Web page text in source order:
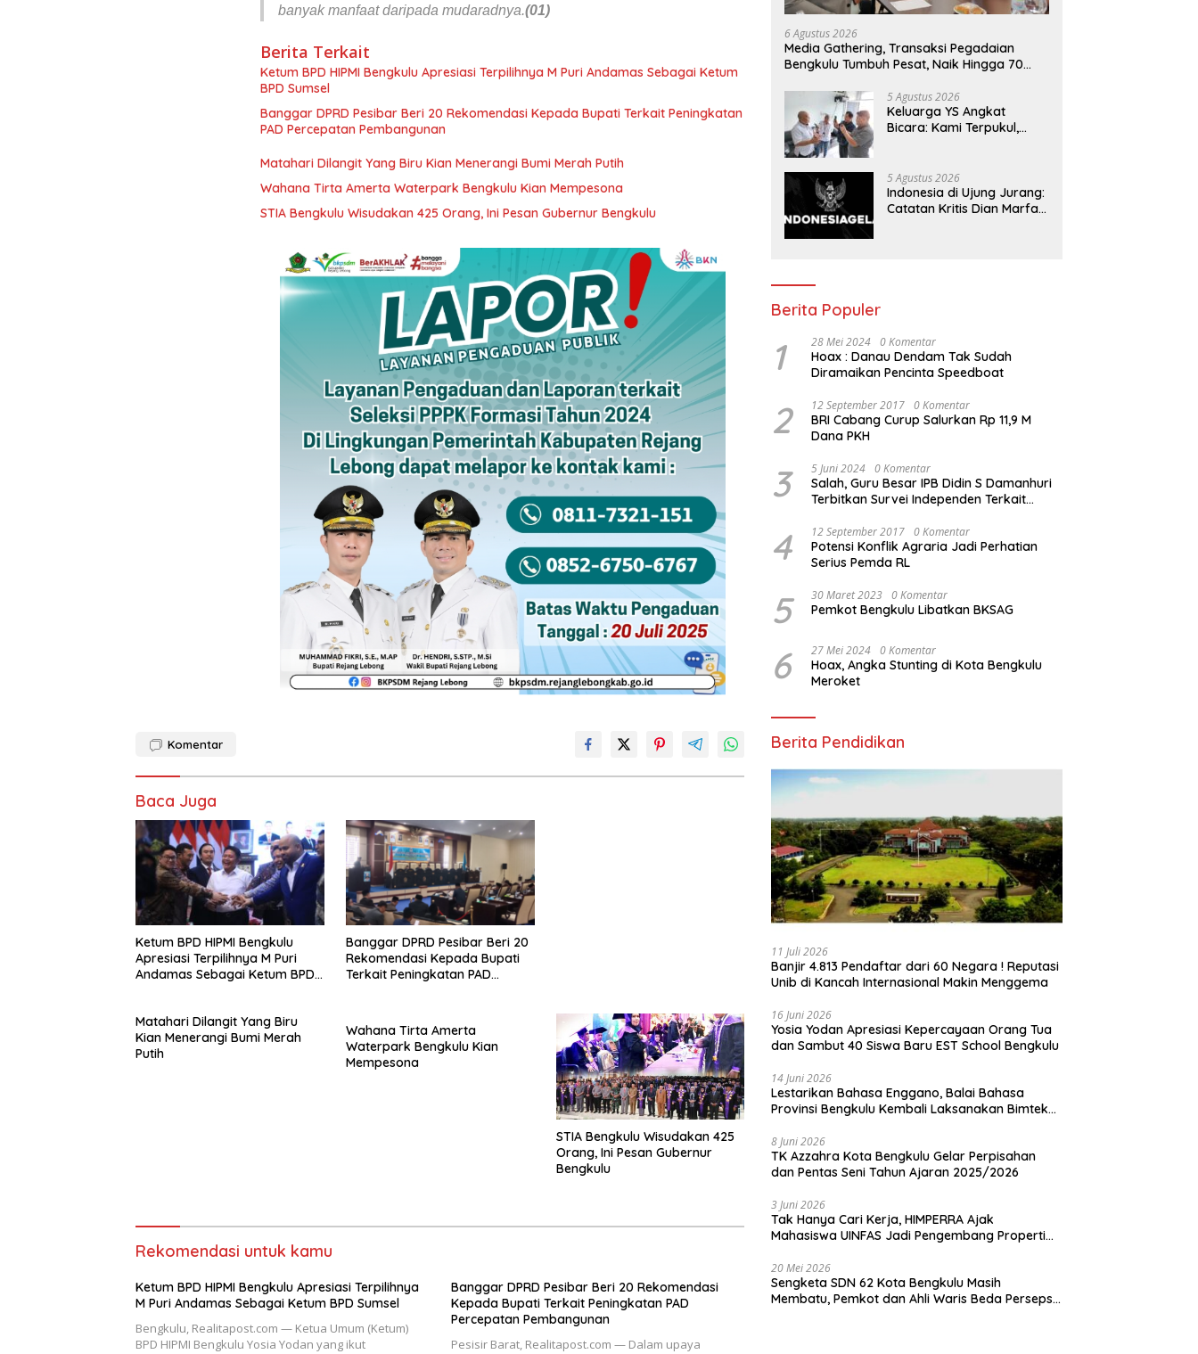
banyak manfaat daripada mudaradnya.(01)
Berita Terkait
Ketum BPD HIPMI Bengkulu Apresiasi Terpilihnya M Puri Andamas Sebagai Ketum
BPD Sumsel
Banggar DPRD Pesibar Beri 20 Rekomendasi Kepada Bupati Terkait Peningkatan
PAD Percepatan Pembangunan
Matahari Dilangit Yang Biru Kian Menerangi Bumi Merah Putih
Wahana Tirta Amerta Waterpark Bengkulu Kian Mempesona
STIA Bengkulu Wisudakan 425 Orang, Ini Pesan Gubernur Bengkulu
Komentar
Baca Juga
Ketum BPD HIPMI Bengkulu
Apresiasi Terpilihnya M Puri
Andamas Sebagai Ketum BPD
Banggar DPRD Pesibar Beri 20
Rekomendasi Kepada Bupati
Terkait Peningkatan PAD
Matahari Dilangit Yang Biru
Kian Menerangi Bumi Merah
Putih
Wahana Tirta Amerta
Waterpark Bengkulu Kian
Mempesona
STIA Bengkulu Wisudakan 425
Orang, Ini Pesan Gubernur
Bengkulu
Rekomendasi untuk kamu
Ketum BPD HIPMI Bengkulu Apresiasi Terpilihnya
M Puri Andamas Sebagai Ketum BPD Sumsel
Bengkulu, Realitapost.com — Ketua Umum (Ketum)
BPD HIPMI Bengkulu Yosia Yodan yang ikut
Banggar DPRD Pesibar Beri 20 Rekomendasi
Kepada Bupati Terkait Peningkatan PAD
Percepatan Pembangunan
Pesisir Barat, Realitapost.com — Dalam upaya
6 Agustus 2026
Media Gathering, Transaksi Pegadaian
Bengkulu Tumbuh Pesat, Naik Hingga 70
5 Agustus 2026
Keluarga YS Angkat
Bicara: Kami Terpukul,
5 Agustus 2026
Indonesia di Ujung Jurang:
Catatan Kritis Dian Marfani
Berita Populer
1 28 Mei 2024 0 Komentar
Hoax : Danau Dendam Tak Sudah
Diramaikan Pencinta Speedboat
2 12 September 2017 0 Komentar
BRI Cabang Curup Salurkan Rp 11,9 M
Dana PKH
3 5 Juni 2024 0 Komentar
Salah, Guru Besar IPB Didin S Damanhuri
Terbitkan Survei Independen Terkait
4 12 September 2017 0 Komentar
Potensi Konflik Agraria Jadi Perhatian
Serius Pemda RL
5 30 Maret 2023 0 Komentar
Pemkot Bengkulu Libatkan BKSAG
6 27 Mei 2024 0 Komentar
Hoax, Angka Stunting di Kota Bengkulu
Meroket
Berita Pendidikan
11 Juli 2026
Banjir 4.813 Pendaftar dari 60 Negara ! Reputasi
Unib di Kancah Internasional Makin Menggema
16 Juni 2026
‎Yosia Yodan Apresiasi Kepercayaan Orang Tua
dan Sambut 40 Siswa Baru EST School Bengkulu
14 Juni 2026
Lestarikan Bahasa Enggano, Balai Bahasa
Provinsi Bengkulu Kembali Laksanakan Bimtek
8 Juni 2026
TK Azzahra Kota Bengkulu Gelar Perpisahan
dan Pentas Seni Tahun Ajaran 2025/2026
3 Juni 2026
Tak Hanya Cari Kerja, HIMPERRA Ajak
Mahasiswa UINFAS Jadi Pengembang Properti
20 Mei 2026
Sengketa SDN 62 Kota Bengkulu Masih
Membatu, Pemkot dan Ahli Waris Beda Persepsi